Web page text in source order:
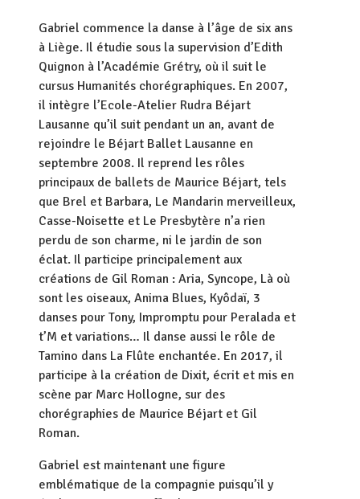
Gabriel commence la danse à l’âge de six ans
à Liège. Il étudie sous la supervision d’Edith
Quignon à l’Académie Grétry, où il suit le
cursus Humanités chorégraphiques. En 2007,
il intègre l’Ecole-Atelier Rudra Béjart
Lausanne qu’il suit pendant un an, avant de
rejoindre le Béjart Ballet Lausanne en
septembre 2008. Il reprend les rôles
principaux de ballets de Maurice Béjart, tels
que Brel et Barbara, Le Mandarin merveilleux,
Casse-Noisette et Le Presbytère n’a rien
perdu de son charme, ni le jardin de son
éclat. Il participe principalement aux
créations de Gil Roman : Aria, Syncope, Là où
sont les oiseaux, Anima Blues, Kyôdaï, 3
danses pour Tony, Impromptu pour Peralada et
t’M et variations… Il danse aussi le rôle de
Tamino dans La Flûte enchantée. En 2017, il
participe à la création de Dixit, écrit et mis en
scène par Marc Hollogne, sur des
chorégraphies de Maurice Béjart et Gil
Roman.
Gabriel est maintenant une figure
emblématique de la compagnie puisqu’il y